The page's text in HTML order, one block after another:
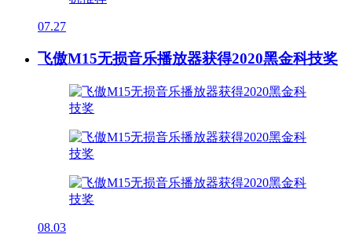
07.27
飞傲M15无损音乐播放器获得2020黑金科技奖
08.03